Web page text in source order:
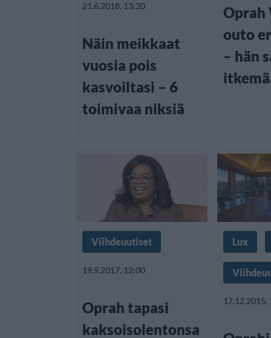
21.6.2018, 13:20
Näin meikkaat
vuosia pois
kasvoiltasi – 6
toimivaa niksiä
Oprah
outo
– hän
Viihdeuutiset
19.9.2017, 12:00
Oprah tapasi
kaksoisolentonsa
Lux
17.12.2015,